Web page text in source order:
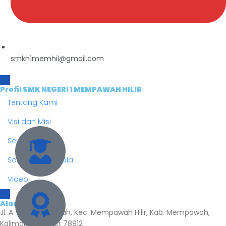
smkn1memhil@gmail.com
Profil SMK NEGERI 1 MEMPAWAH HILIR
Tentang Kami
Visi dan Misi
Sejarah
Sambutan Kepala
Video
Alamat
Jl. A. Djelani, Tengah, Kec. Mempawah Hilir, Kab. Mempawah,
Kalimantan Barat 78912